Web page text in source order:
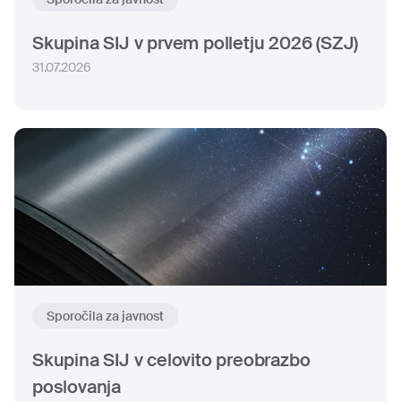
Skupina SIJ v prvem polletju 2026 (SZJ)
31.07.2026
Sporočila za javnost
Skupina SIJ v celovito preobrazbo
poslovanja